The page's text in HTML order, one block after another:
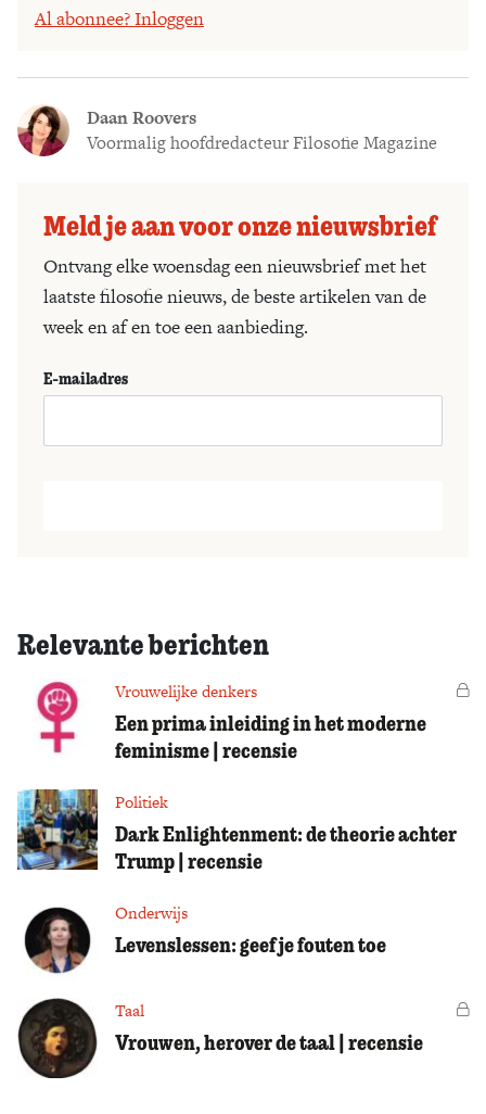
Al abonnee? Inloggen
Daan Roovers
Voormalig hoofdredacteur Filosofie Magazine
Meld je aan voor onze nieuwsbrief
Ontvang elke woensdag een nieuwsbrief met het
laatste filosofie nieuws, de beste artikelen van de
week en af en toe een aanbieding.
E-mailadres
Relevante berichten
Vrouwelijke denkers
Een prima inleiding in het moderne
feminisme | recensie
Politiek
Dark Enlightenment: de theorie achter
Trump | recensie
Onderwijs
Levenslessen: geef je fouten toe
Taal
Vrouwen, herover de taal | recensie